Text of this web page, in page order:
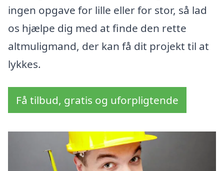
ingen opgave for lille eller for stor, så lad
os hjælpe dig med at finde den rette
altmuligmand, der kan få dit projekt til at
lykkes.
Få tilbud, gratis og uforpligtende